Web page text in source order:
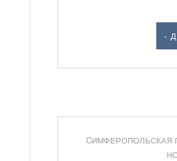
-
CИМФЕРОПОЛЬСКАЯ